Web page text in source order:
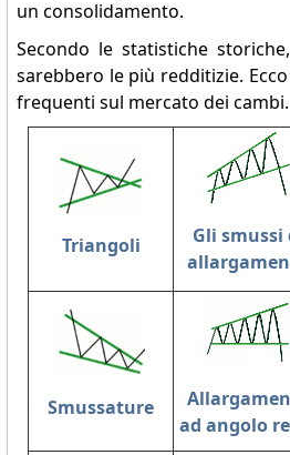
un consolidamento.
Secondo le statistiche
sarebbero le più redditizie.
frequenti sul mercato dei cambi.
Triangoli
Gli smussi
Smussature
ad angolo